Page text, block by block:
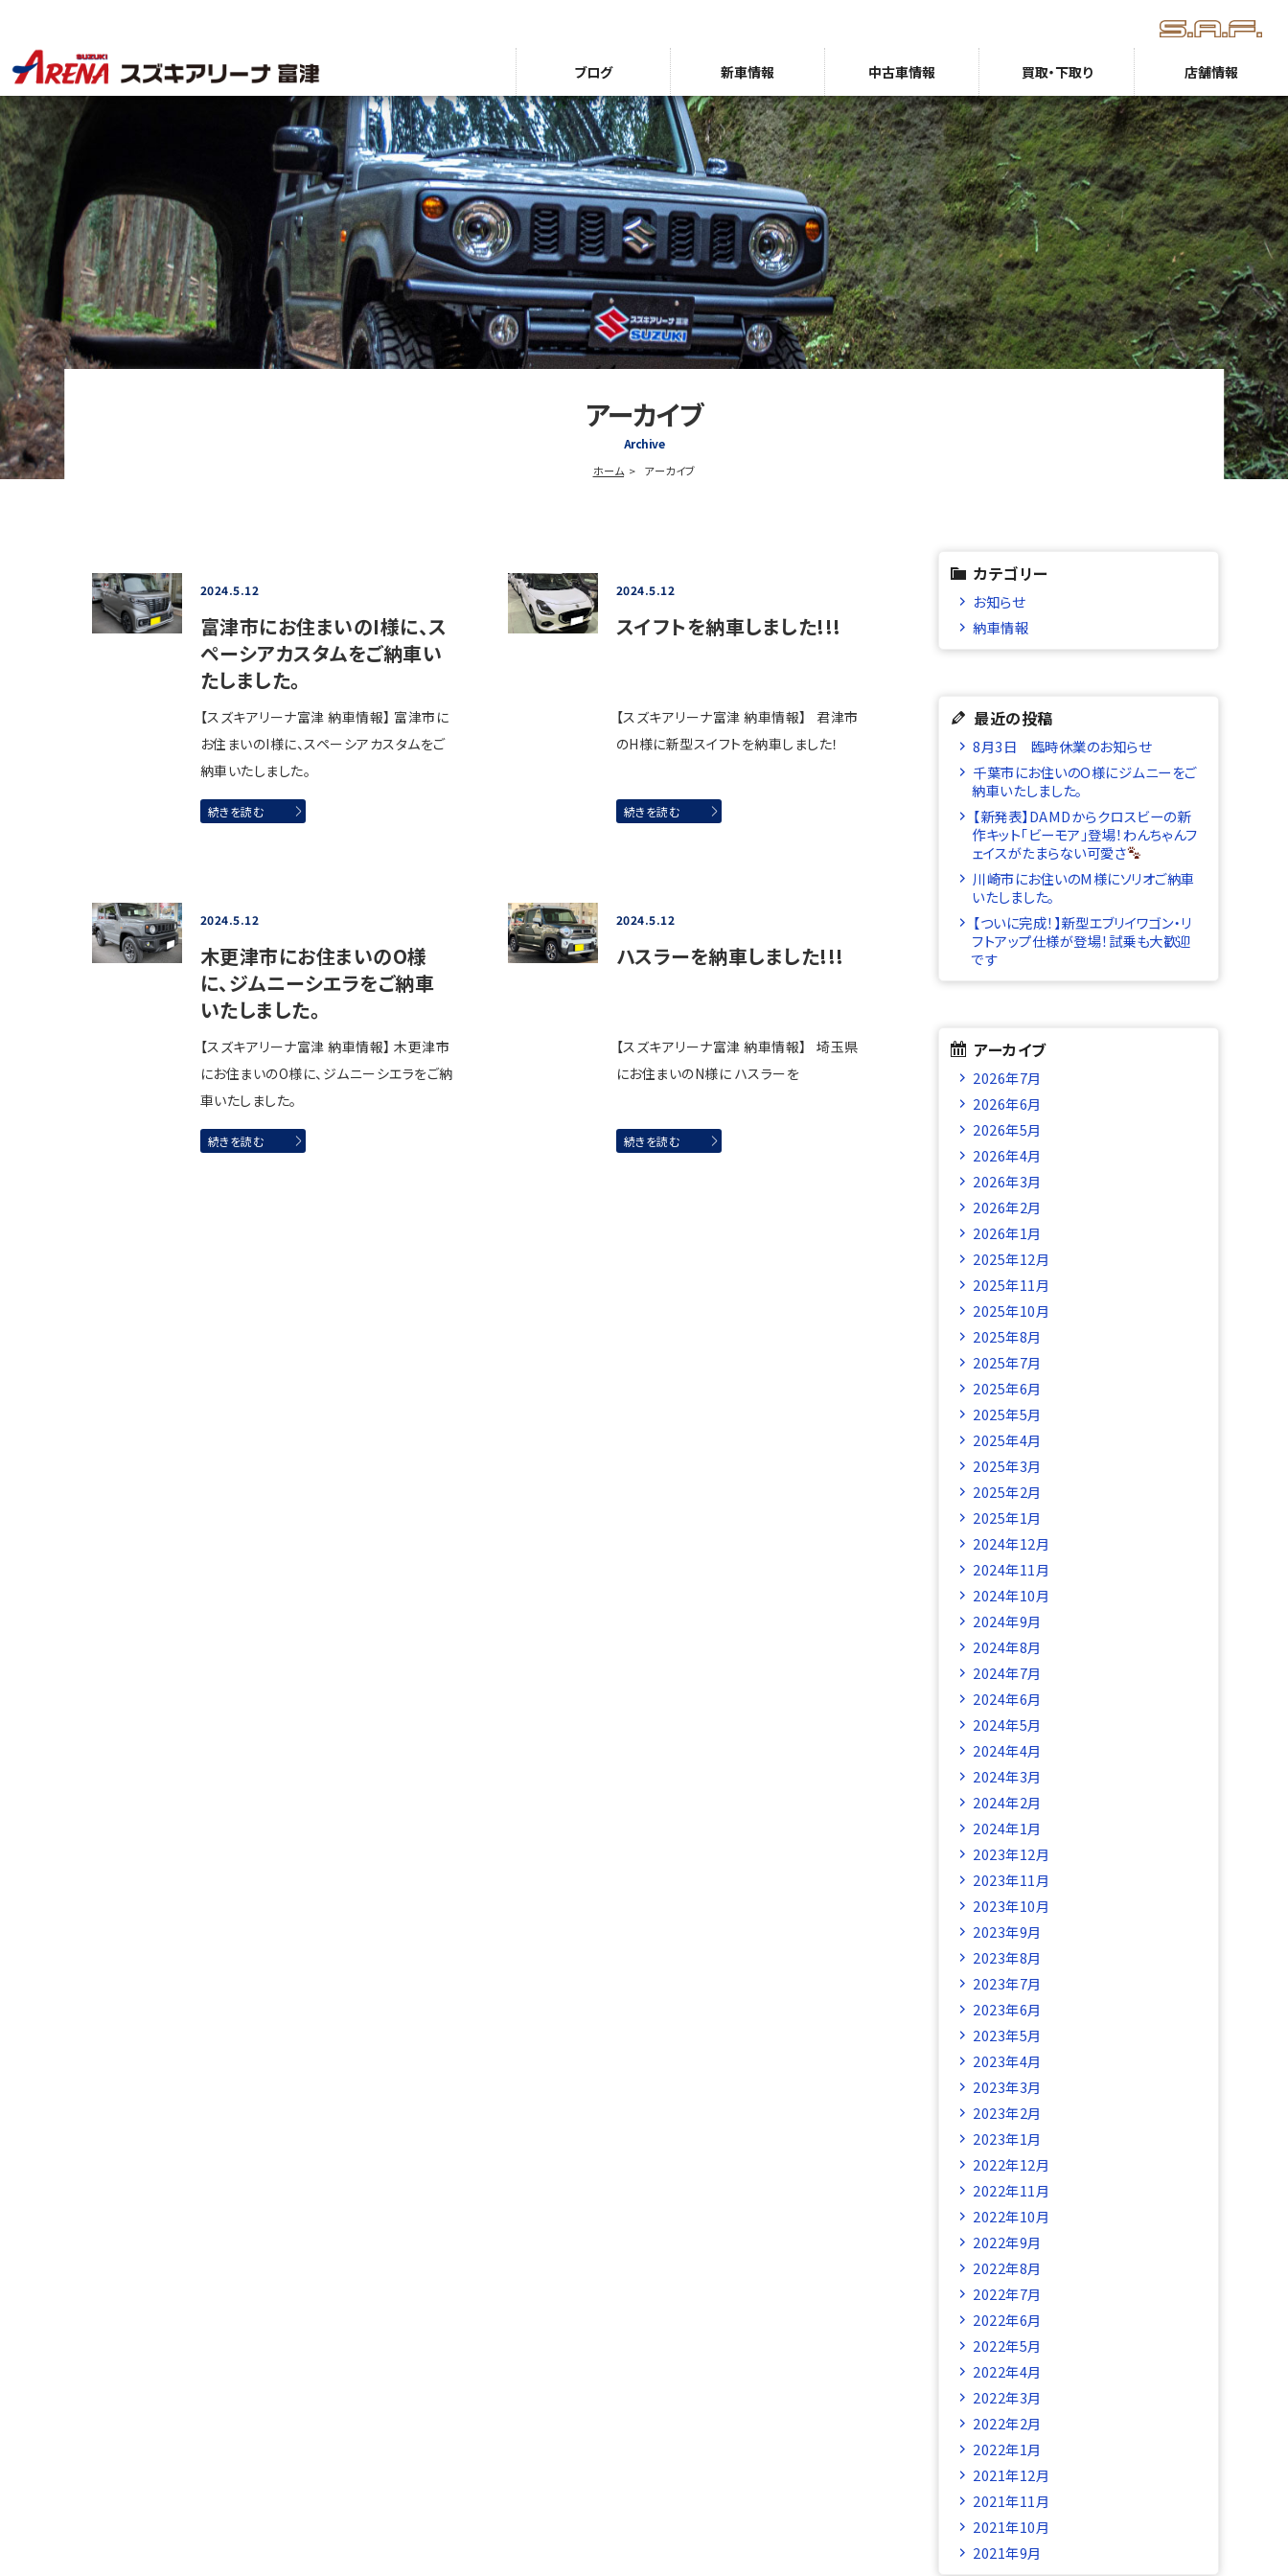
ブログ 新車情報 中古車情報 買取・下取り 店舗情報
アーカイブ
Archive
ホーム アーカイブ
2024.5.12
富津市にお住まいのI様に、ス
ペーシアカスタムをご納車い
たしました。
【スズキアリーナ富津 納車情報】 富津市に
お住まいのI様に、スペーシアカスタムをご
納車いたしました。
続きを読む
2024.5.12
スイフトを納車しました!!!
【スズキアリーナ富津 納車情報】 君津市
のH様に新型スイフトを納車しました！
続きを読む
2024.5.12
木更津市にお住まいのO様
に、ジムニーシエラをご納車
いたしました。
【スズキアリーナ富津 納車情報】 木更津市
にお住まいのO様に、ジムニーシエラをご納
車いたしました。
続きを読む
2024.5.12
ハスラーを納車しました!!!
【スズキアリーナ富津 納車情報】 埼玉県
にお住まいのN様に ハスラーを
続きを読む
カテゴリー
お知らせ
納車情報
最近の投稿
8月3日 臨時休業のお知らせ
千葉市にお住いのO様にジムニーをご
納車いたしました。
【新発表】DAMDからクロスビーの新
作キット「ビーモア」登場！わんちゃんフ
ェイスがたまらない可愛さ
川崎市にお住いのM様にソリオご納車
いたしました。
【ついに完成！】新型エブリイワゴン・リ
フトアップ仕様が登場！試乗も大歓迎
です
アーカイブ
2026年7月
2026年6月
2026年5月
2026年4月
2026年3月
2026年2月
2026年1月
2025年12月
2025年11月
2025年10月
2025年8月
2025年7月
2025年6月
2025年5月
2025年4月
2025年3月
2025年2月
2025年1月
2024年12月
2024年11月
2024年10月
2024年9月
2024年8月
2024年7月
2024年6月
2024年5月
2024年4月
2024年3月
2024年2月
2024年1月
2023年12月
2023年11月
2023年10月
2023年9月
2023年8月
2023年7月
2023年6月
2023年5月
2023年4月
2023年3月
2023年2月
2023年1月
2022年12月
2022年11月
2022年10月
2022年9月
2022年8月
2022年7月
2022年6月
2022年5月
2022年4月
2022年3月
2022年2月
2022年1月
2021年12月
2021年11月
2021年10月
2021年9月